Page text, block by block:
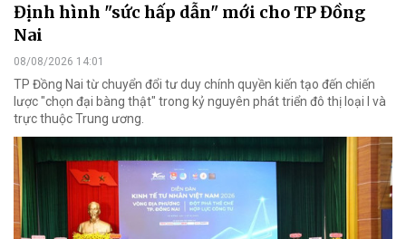
Định hình "sức hấp dẫn" mới cho TP Đồng
Nai
08/08/2026 14:01
TP Đồng Nai từ chuyển đổi tư duy chính quyền kiến tạo đến chiến
lược "chọn đại bàng thật" trong kỷ nguyên phát triển đô thị loại I và
trực thuộc Trung ương.